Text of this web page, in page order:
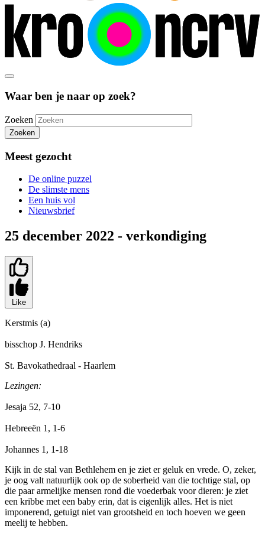
Waar ben je naar op zoek?
Zoeken
Zoeken
Meest gezocht
De online puzzel
De slimste mens
Een huis vol
Nieuwsbrief
25 december 2022 - verkondiging
Like
Kerstmis (a)
bisschop J. Hendriks
St. Bavokathedraal - Haarlem
Lezingen:
Jesaja 52, 7-10
Hebreeën 1, 1-6
Johannes 1, 1-18
Kijk in de stal van Bethlehem en je ziet er geluk en vrede. O, zeker,
je oog valt natuurlijk ook op de soberheid van die tochtige stal, op
die paar armelijke mensen rond die voederbak voor dieren: je ziet
een kribbe met een baby erin, dat is eigenlijk alles. Het is niet
imponerend, getuigt niet van grootsheid en toch hoeven we geen
meelij te hebben.